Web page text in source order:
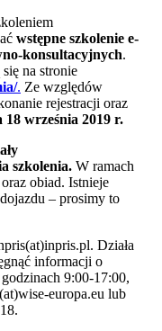
wstępne szkolenie e-
konsultacyjnych.
na stronie
. Ze względów
rejestracji oraz
18 września 2019 r.
szkolenia. W ramach
obiad. Istnieje
– prosimy to
Działa
informacji o
9:00-17:00,
europa.eu lub